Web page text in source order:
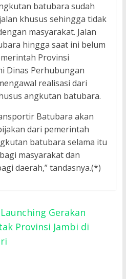
batubara sudah
khusus sehingga tidak
masyarakat. Jalan
hingga saat ini belum
Provinsi
Dinas Perhubungan
realisasi dari
angkutan batubara.
Batubara akan
dari pemerintah
batubara selama itu
masyarakat dan
daerah,” tandasnya.(*)
Gerakan
Provinsi Jambi di